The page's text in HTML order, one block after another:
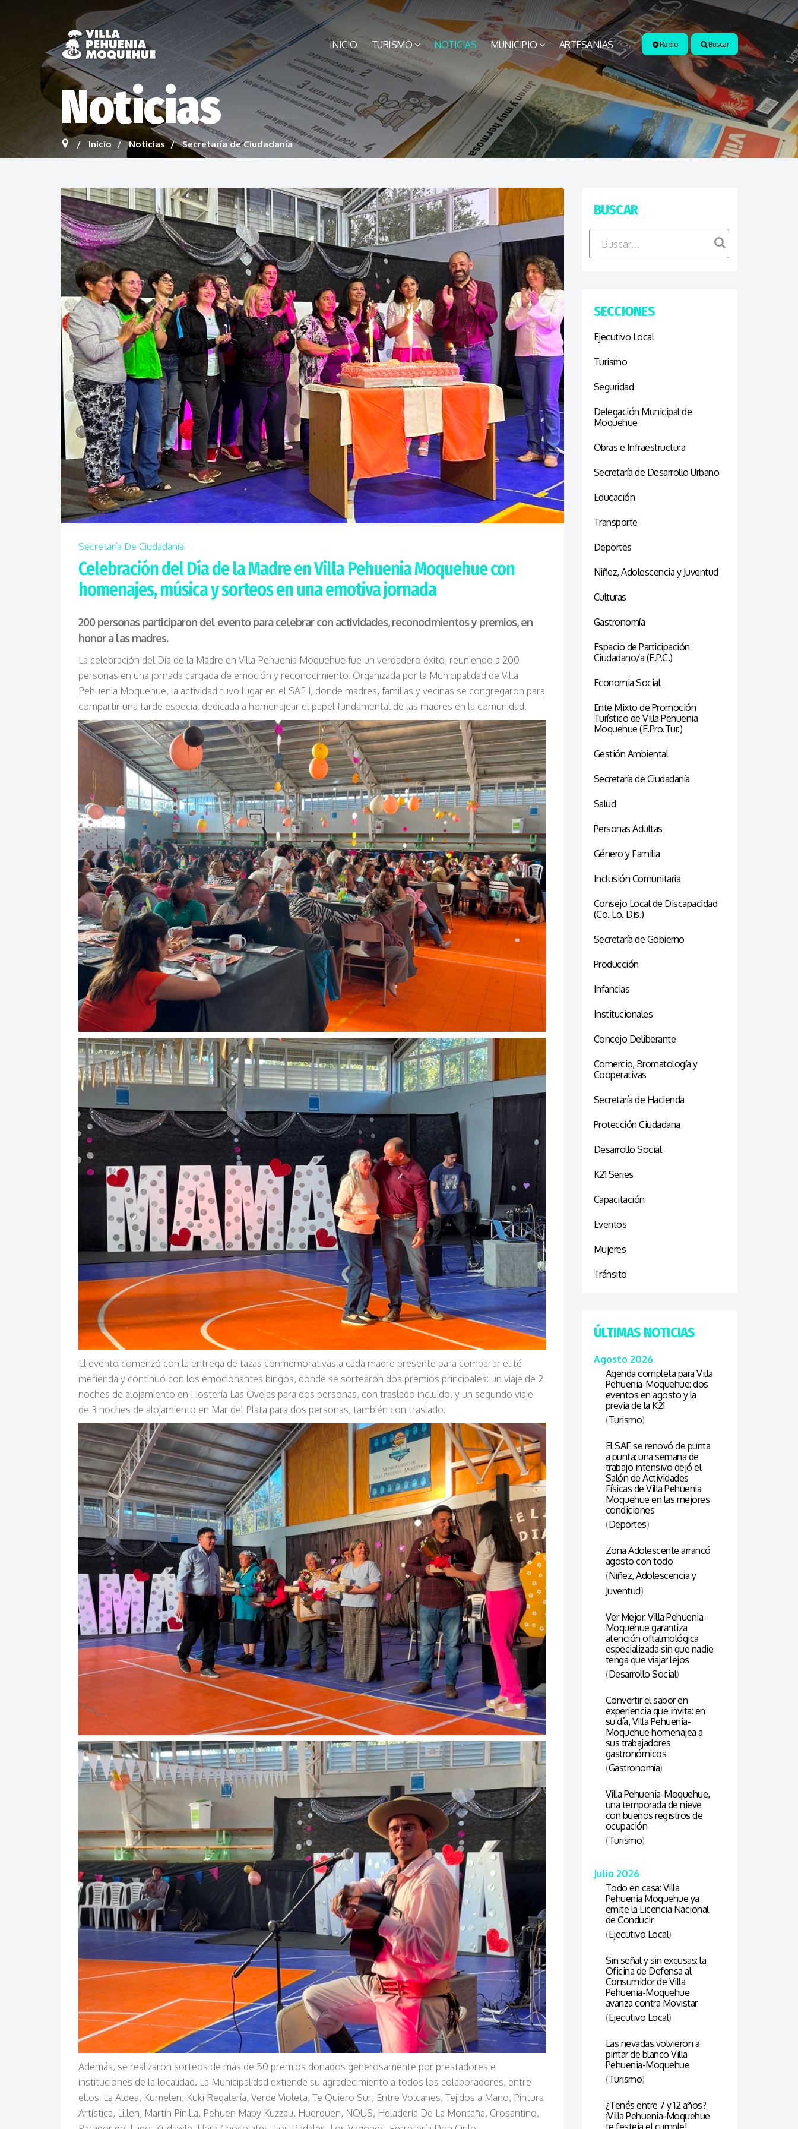
Radio Buscar
INICIO TURISMO NOTICIAS MUNICIPIO ARTESANIAS
Noticias
Inicio Noticias Secretaría de Ciudadanía
Secretaría De Ciudadanía
Celebración del Día de la Madre en Villa Pehuenia Moquehue con
homenajes, música y sorteos en una emotiva jornada
200 personas participaron del evento para celebrar con actividades, reconocimientos y premios, en
honor a las madres.
La celebración del Día de la Madre en Villa Pehuenia Moquehue fue un verdadero éxito, reuniendo a 200
personas en una jornada cargada de emoción y reconocimiento. Organizada por la Municipalidad de Villa
Pehuenia Moquehue, la actividad tuvo lugar en el SAF I, donde madres, familias y vecinas se congregaron para
compartir una tarde especial dedicada a homenajear el papel fundamental de las madres en la comunidad.
El evento comenzó con la entrega de tazas conmemorativas a cada madre presente para compartir el té
merienda y continuó con los emocionantes bingos, donde se sortearon dos premios principales: un viaje de 2
noches de alojamiento en Hostería Las Ovejas para dos personas, con traslado incluido, y un segundo viaje
de 3 noches de alojamiento en Mar del Plata para dos personas, también con traslado.
Además, se realizaron sorteos de más de 50 premios donados generosamente por prestadores e
instituciones de la localidad. La Municipalidad extiende su agradecimiento a todos los colaboradores, entre
ellos: La Aldea, Kumelen, Kuki Regalería, Verde Violeta, Te Quiero Sur, Entre Volcanes, Tejidos a Mano, Pintura
Artística, Lillen, Martín Pinilla, Pehuen Mapy Kuzzau, Huerquen, NOUS, Heladería De La Montaña, Crosantino,
BUSCAR
SECCIONES
Ejecutivo Local
Turismo
Seguridad
Delegación Municipal de
Moquehue
Obras e Infraestructura
Secretaría de Desarrollo Urbano
Educación
Transporte
Deportes
Niñez, Adolescencia y Juventud
Culturas
Gastronomía
Espacio de Participación
Ciudadano/a (E.P.C.)
Economia Social
Ente Mixto de Promoción
Turístico de Villa Pehuenia
Moquehue (E.Pro.Tur.)
Gestión Ambiental
Secretaría de Ciudadanía
Salud
Personas Adultas
Género y Familia
Inclusión Comunitaria
Consejo Local de Discapacidad
(Co. Lo. Dis.)
Secretaría de Gobierno
Producción
Infancias
Institucionales
Concejo Deliberante
Comercio, Bromatología y
Cooperativas
Secretaría de Hacienda
Protección Ciudadana
Desarrollo Social
K21 Series
Capacitación
Eventos
Mujeres
Tránsito
ÚLTIMAS NOTICIAS
Agosto 2026
Agenda completa para Villa
Pehuenia-Moquehue: dos
eventos en agosto y la
previa de la K21
(Turismo)
El SAF se renovó de punta
a punta: una semana de
trabajo intensivo dejó el
Salón de Actividades
Físicas de Villa Pehuenia
Moquehue en las mejores
condiciones
(Deportes)
Zona Adolescente arrancó
agosto con todo
(Niñez, Adolescencia y
Juventud)
Ver Mejor: Villa Pehuenia-
Moquehue garantiza
atención oftalmológica
especializada sin que nadie
tenga que viajar lejos
(Desarrollo Social)
Convertir el sabor en
experiencia que invita: en
su día, Villa Pehuenia-
Moquehue homenajea a
sus trabajadores
gastronómicos
(Gastronomía)
Villa Pehuenia-Moquehue,
una temporada de nieve
con buenos registros de
ocupación
(Turismo)
Julio 2026
Todo en casa: Villa
Pehuenia Moquehue ya
emite la Licencia Nacional
de Conducir
(Ejecutivo Local)
Sin señal y sin excusas: la
Oficina de Defensa al
Consumidor de Villa
Pehuenia-Moquehue
avanza contra Movistar
(Ejecutivo Local)
Las nevadas volvieron a
pintar de blanco Villa
Pehuenia-Moquehue
(Turismo)
¿Tenés entre 7 y 12 años?
¡Villa Pehuenia-Moquehue
te festeja el cumple!